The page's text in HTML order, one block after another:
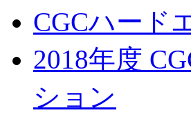
CGCハード
2018年度
ション